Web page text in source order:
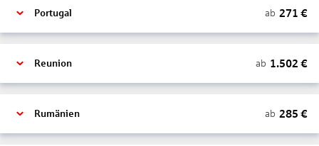
Portugal ab 271 €
Reunion ab 1.502 €
Rumänien ab 285 €